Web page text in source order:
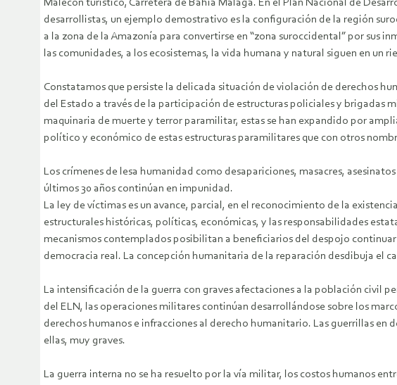
Malecón turístico, Carretera de Bahía Malaga. En el Plan Nacional de
desarrollistas, un ejemplo demostrativo es la configuración de la región
a la zona de la Amazonía para convertirse en “zona suroccidental” por sus
las comunidades, a los ecosistemas, la vida humana y natural siguen en un
Constatamos que persiste la delicada situación de violación de derechos
del Estado a través de la participación de estructuras policiales y brigadas
maquinaria de muerte y terror paramilitar, estas se han expandido por
político y económico de estas estructuras paramilitares que con otros
Los crímenes de lesa humanidad como desapariciones, masacres,
últimos 30 años continúan en impunidad.
La ley de víctimas es un avance, parcial, en el reconocimiento de la
estructurales históricas, políticas, económicas, y las responsabilidades
mecanismos contemplados posibilitan a beneficiarios del despojo
democracia real. La concepción humanitaria de la reparación desdibuja el
La intensificación de la guerra con graves afectaciones a la población civil
del ELN, las operaciones militares continúan desarrollándose sobre los
derechos humanos e infracciones al derecho humanitario. Las guerrillas
ellas, muy graves.
La guerra interna no se ha resuelto por la vía militar, los costos humanos